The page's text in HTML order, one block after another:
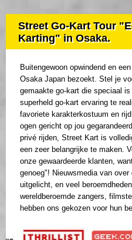
Street Go-Kart Tour
Karting" in Osaka.
Buitengewoon opwindend en
Osaka Japan bezoekt. Stel je
gemaakte go-kart die speciaal
superheld go-kart ervaring te
favoriete karakterkostuum en
ogen gericht op jou
privé rijden, Street Kart is
een zeer belangrijke te maken.
onze gewaardeerde klanten,
genoeg"! Nieuwsmedia van over
uitgelicht, en veel
wereldberoemde zangers,
hebben ons gekozen voor hun